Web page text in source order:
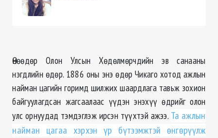
Өнөөдөр Олон Улсын Хөдөлмөрчдийн эв санааны
нэгдлийн өдөр. 1886 оны энэ өдөр Чикаго хотод ажлын
найман цагийн горимд шилжих шаардлага тавьж зохион
байгуулагдсан жагсаалаас үүдэн энэхүү өдрийг олон
улс орнуудад тэмдэглэж ирсэн түүхтэй ажээ. Та ажлын
найман цагаа хэрхэн үр бүтээмжтэй өнгөрүүлж